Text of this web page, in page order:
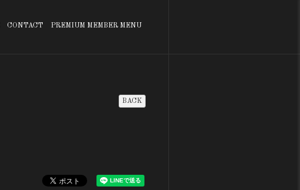
CONTACT PREMIUM MEMBER MENU
BACK